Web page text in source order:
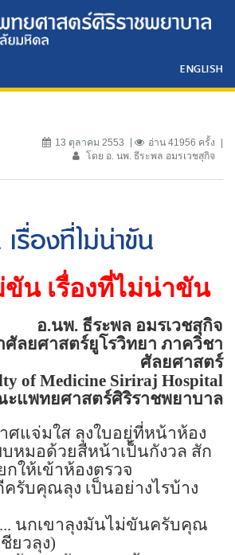
ENGLISH
13 ตุลาคม 2553
อ่าน 41956 ครั้ง
โดย อ. นพ. ธีระพล อมรเวชสุกิจ
เรื่องที่ไม่น่าขัน
ขัน เรื่องที่ไม่น่าขัน
อ.นพ. ธีระพล อมรเวชสุกิจ
ศัลยศาสตร์ยูโรวิทยา ภาควิชา
ศัลยศาสตร์
ofMedicine Siriraj Hospital
แพทยศาสตร์ศิริราชพยาบาล
ศแจ่มใส ลุงใบอยู่ที่หน้าห้อง
บหมอด้วยสีหน้าเป็นกังวล สัก
กให้เข้าห้องตรวจ
รับคุณลุง เป็นอย่างไรบ้าง
... นกเขาลุงมันไม่ขันครับคุณ
ยวลุง)